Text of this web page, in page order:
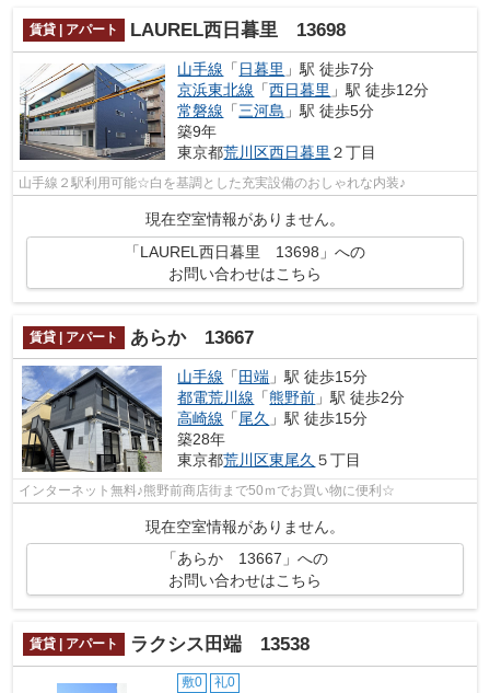
賃貸 | アパート LAUREL西日暮里 13698
山手線 「 日暮里 」駅 徒歩7分
京浜東北線 「西日暮里 」駅 徒歩12分
常磐線 「三河島 」駅 徒歩5分
築9年
東京都荒川区西日暮里 ２丁目
山手線２駅利用可能☆白を基調とした充実設備のおしゃれな内装♪
現在空室情報がありません。
「LAUREL西日暮里 13698」への
お問い合わせはこちら
賃貸 | アパート あらか 13667
山手線 「 田端 」駅 徒歩15分
都電荒川線 「熊野前 」駅 徒歩2分
高崎線 「尾久 」駅 徒歩15分
築28年
東京都荒川区東尾久 ５丁目
インターネット無料♪熊野前商店街まで50ｍでお買い物に便利☆
現在空室情報がありません。
「あらか 13667」への
お問い合わせはこちら
賃貸 | アパート ラクシス田端 13538
敷0 礼0